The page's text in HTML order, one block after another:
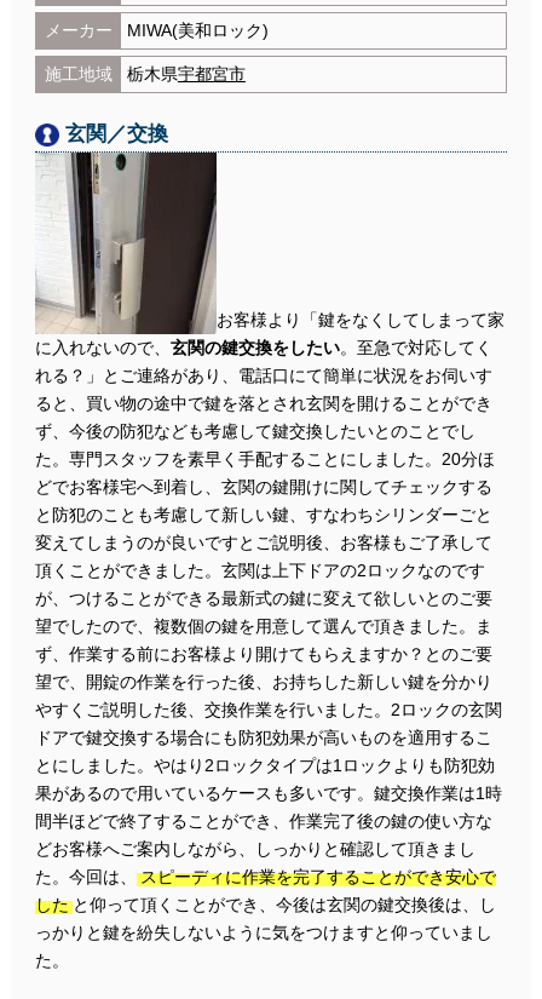
メーカー MIWA(美和ロック)
施工地域 栃木県宇都宮市
玄関／交換
お客様より「鍵をなくしてしまって家
に入れないので、 玄関の鍵交換をしたい。至急で対応してく
れる？」とご連絡があり、電話口にて簡単に状況をお伺いす
ると、買い物の途中で鍵を落とされ玄関を開けることができ
ず、今後の防犯なども考慮して鍵交換したいとのことでし
た。専門スタッフを素早く手配することにしました。20分ほ
どでお客様宅へ到着し、玄関の鍵開けに関してチェックする
と防犯のことも考慮して新しい鍵、すなわちシリンダーごと
変えてしまうのが良いですとご説明後、お客様もご了承して
頂くことができました。玄関は上下ドアの2ロックなのです
が、つけることができる最新式の鍵に変えて欲しいとのご要
望でしたので、複数個の鍵を用意して選んで頂きました。ま
ず、作業する前にお客様より開けてもらえますか？とのご要
望で、開錠の作業を行った後、お持ちした新しい鍵を分かり
やすくご説明した後、交換作業を行いました。2ロックの玄関
ドアで鍵交換する場合にも防犯効果が高いものを適用するこ
とにしました。やはり2ロックタイプは1ロックよりも防犯効
果があるので用いているケースも多いです。鍵交換作業は1時
間半ほどで終了することができ、作業完了後の鍵の使い方な
どお客様へご案内しながら、しっかりと確認して頂きまし
た。今回は、
スピーディに作業を完了することができ安心で
したと仰って頂くことができ、今後は玄関の鍵交換後は、し
っかりと鍵を紛失しないように気をつけますと仰っていまし
た。